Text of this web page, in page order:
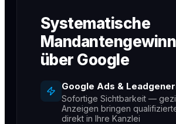
Systematische
über Google
Google Ads &
Sofortige Sichtbarkeit —
Anzeigen bringen
direkt in Ihre Kanzlei